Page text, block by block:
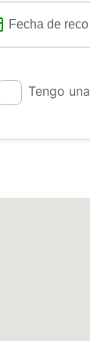
Tengo una